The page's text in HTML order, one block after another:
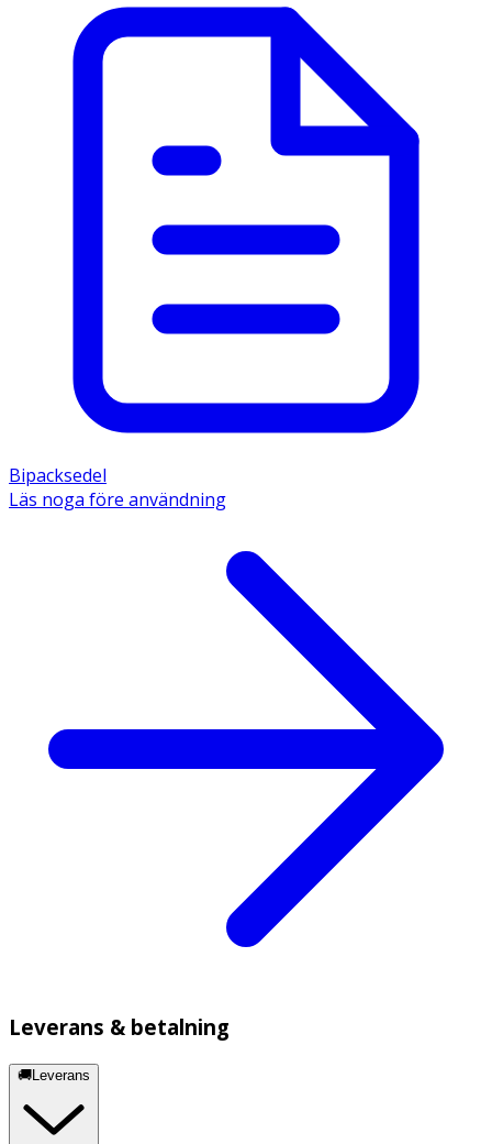
Bipacksedel
Läs noga före användning
Leverans & betalning
🚚Leverans